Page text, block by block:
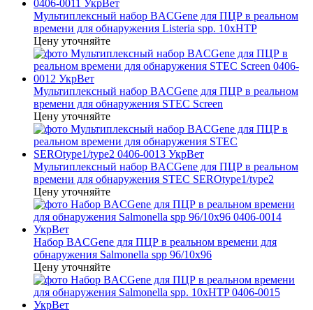
Мультиплексный набор BACGene для ПЦР в реальном
времени для обнаружения Listeria spp. 10xHTP
Цену уточняйте
Мультиплексный набор BACGene для ПЦР в реальном
времени для обнаружения STEC Screen
Цену уточняйте
Мультиплексный набор BACGene для ПЦР в реальном
времени для обнаружения STEC SEROtype1/type2
Цену уточняйте
Набор BACGene для ПЦР в реальном времени для
обнаружения Salmonella spp 96/10x96
Цену уточняйте